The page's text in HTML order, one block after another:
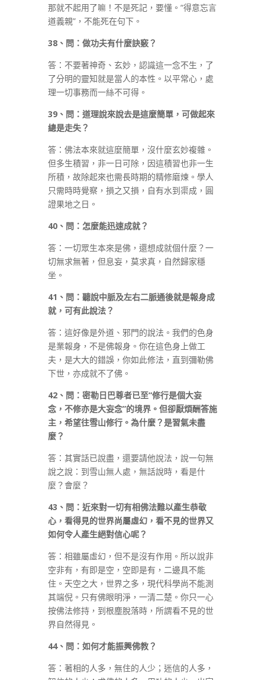
那就不起用了嘛！不是死記，要懂。“得意忘言
道義親”，不能死在句下。
38、問：做功夫有什麼訣竅？
答：不要著神奇、玄妙，認識這一念不生，了
了分明的靈知就是當人的本性。以平常心，處
理一切事務而一絲不可得。
39、問：道理說來說去是這麼簡單，可做起來
總是走失？
答：佛法本來就這麼簡單，沒什麼玄妙複雜。
但多生積習，非一日可除，因這積習也非一生
所積，故除起來也需長時期的精修磨煉。學人
只需時時覺察，損之又損，自有水到渠成，圓
證果地之日。
40、問：怎麼能迅速成就？
答：一切眾生本來是佛，還想成就個什麼？一
切無求無著，但息妄，莫求真，自然歸家穩
坐。
41 、問：聽說中脈及左右二脈通後就是報身成
就，可有此說法？
答：這好像是外道、邪門的說法。我們的色身
是業報身，不是佛報身。你在這色身上做工
夫，是大大的錯誤，你如此修法，直到彌勒佛
下世，亦成就不了佛。
42、問：密勒日巴尊者已至“修行是個大妄
念，不修亦是大妄念”的境界。但卻厭煩酬答施
主，希望往雪山修行。為什麼？是習氣未盡
麼？
答：其實話已說盡，還要請他說法，說一句無
說之說：到雪山無人處，無話說時，看是什
麼？會麼？
43 、問：近來對一切有相佛法難以產生恭敬
心，看得見的世界尚屬虛幻，看不見的世界又
如何令人產生絕對信心呢？
答：相雖屬虛幻，但不是沒有作用。所以說非
空非有，有即是空，空即是有，二邊具不能
住。天空之大，世界之多，現代科學尚不能測
其端倪。只有佛眼明淨，一清二楚。你只一心
按佛法修持，到根塵脫落時，所謂看不見的世
界自然得見。
44、問：如何才能振興佛教？
答：著相的人多，無住的人少；迷信的人多，